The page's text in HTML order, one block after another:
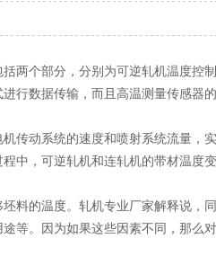
两个部分，分别为可逆轧机温度控制
行数据传输，而且高温测量传感器的
传动系统的速度和喷射系统流量，实
中，可逆轧机和连轧机的带材温度变
料的温度。轧机专业厂家解释说，同
等。因为如果这些因素不同，那么对